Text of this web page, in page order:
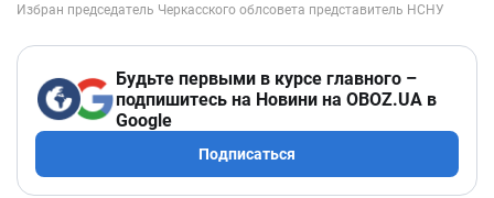
Будьте первыми в курсе главного –
подпишитесь на Новини на OBOZ.UA в
Google
Подписаться